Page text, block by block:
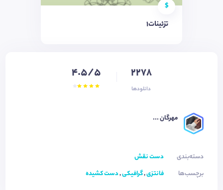
$
تزئینات۱
2278
دانلودها
4.5/5
مهرگان ...
دسته‌بندی
دست نقش
برچسب‌ها
فانتزی,گرافیکی,دست کشیده